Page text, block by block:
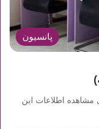
پانسیون
مشاهده اطلاعات این